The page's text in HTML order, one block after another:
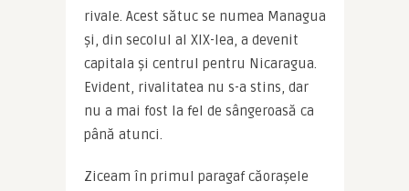
rivale. Acest sătuc se numea Managua
și, din secolul al XIX-lea, a devenit
capitala și centrul pentru Nicaragua.
Evident, rivalitatea nu s-a stins, dar
nu a mai fost la fel de sângeroasă ca
până atunci.
Ziceam în primul paragaf căorașele